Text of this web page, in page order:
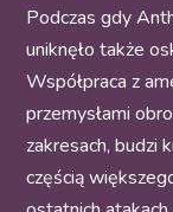
Podczas gdy
uniknęło także
Współpraca z
przemysłami
zakresach, budzi
częścią